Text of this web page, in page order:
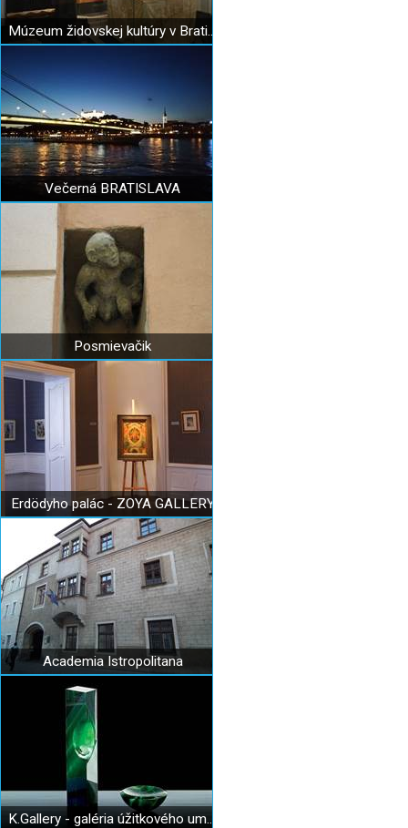
Múzeum židovskej kultúry v Bratislave
Večerná BRATISLAVA
Posmievačik
Erdödyho palác - ZOYA GALLERY
Academia Istropolitana
K.Gallery - galéria úžitkového umenia